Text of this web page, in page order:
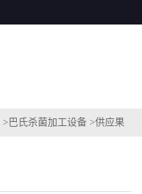
> 巴氏杀菌加工设备 >供应果